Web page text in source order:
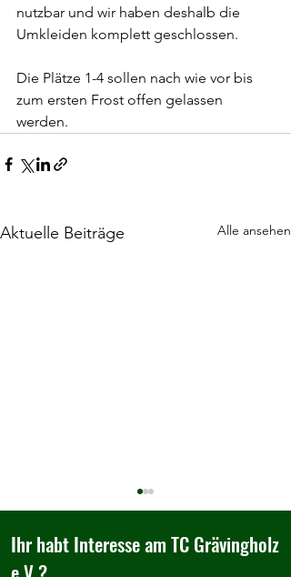
nutzbar und wir haben deshalb die
Umkleiden komplett geschlossen.
Die Plätze 1-4 sollen nach wie vor bis
zum ersten Frost offen gelassen
werden.
Aktuelle Beiträge Alle ansehen
Ihr habt Interesse am TC Grävingholz